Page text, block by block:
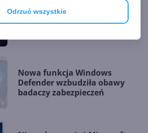
Odrzuć wszystkie
Microsoft Defender blokuje
ręczne edycje pliku hosts
Nowa funkcja Windows
Defender wzbudziła obawy
badaczy zabezpieczeń